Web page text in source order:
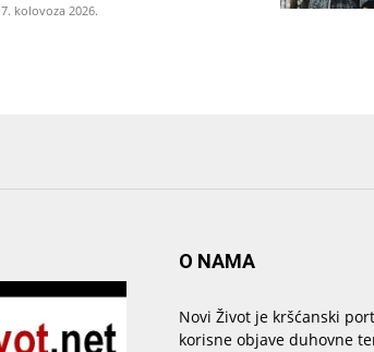
7. kolovoza 2026.
O NAMA
Novi Život je kršćanski
korisne objave duhovne